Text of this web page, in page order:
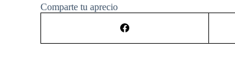
Comparte tu aprecio